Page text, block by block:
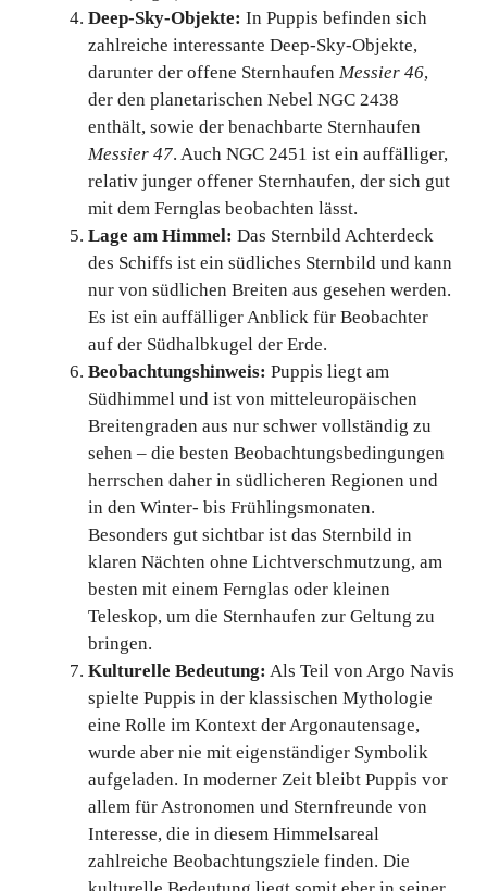
Deep-Sky-Objekte: In Puppis befinden sich
zahlreiche interessante Deep-Sky-Objekte,
darunter der offene Sternhaufen Messier 46,
der den planetarischen Nebel NGC 2438
enthält, sowie der benachbarte Sternhaufen
Messier 47. Auch NGC 2451 ist ein auffälliger,
relativ junger offener Sternhaufen, der sich gut
mit dem Fernglas beobachten lässt.
Lage am Himmel: Das Sternbild Achterdeck
des Schiffs ist ein südliches Sternbild und kann
nur von südlichen Breiten aus gesehen werden.
Es ist ein auffälliger Anblick für Beobachter
auf der Südhalbkugel der Erde.
Beobachtungshinweis: Puppis liegt am
Südhimmel und ist von mitteleuropäischen
Breitengraden aus nur schwer vollständig zu
sehen – die besten Beobachtungsbedingungen
herrschen daher in südlicheren Regionen und
in den Winter- bis Frühlingsmonaten.
Besonders gut sichtbar ist das Sternbild in
klaren Nächten ohne Lichtverschmutzung, am
besten mit einem Fernglas oder kleinen
Teleskop, um die Sternhaufen zur Geltung zu
bringen.
Kulturelle Bedeutung: Als Teil von Argo Navis
spielte Puppis in der klassischen Mythologie
eine Rolle im Kontext der Argonautensage,
wurde aber nie mit eigenständiger Symbolik
aufgeladen. In moderner Zeit bleibt Puppis vor
allem für Astronomen und Sternfreunde von
Interesse, die in diesem Himmelsareal
zahlreiche Beobachtungsziele finden. Die